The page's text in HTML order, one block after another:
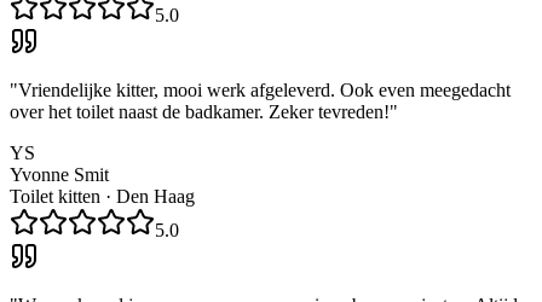
5.0
"Vriendelijke kitter, mooi werk afgeleverd. Ook even meegedacht
over het toilet naast de badkamer. Zeker tevreden!"
YS
Yvonne Smit
Toilet kitten · Den Haag
5.0